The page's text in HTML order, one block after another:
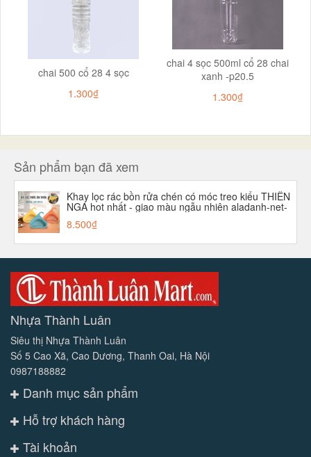
chai 500 cổ 28 4 sọc
1.300₫
chai 4 sọc 500ml cổ 28 chai
xanh -p20.5
1.300₫
Sản phẩm bạn đã xem
Khay lọc rác bồn rửa chén có móc treo kiểu THIÊN
NGA hot nhất - giao màu ngẫu nhiên aladanh-net-
8.500₫
Nhựa Thành Luân
Siêu thị Nhựa Thành Luân
Số 5 Cao Xã, Cao Dương, Thanh Oai, Hà Nội
0987188882
Danh mục sản phẩm
Hỗ trợ khách hàng
Tài khoản